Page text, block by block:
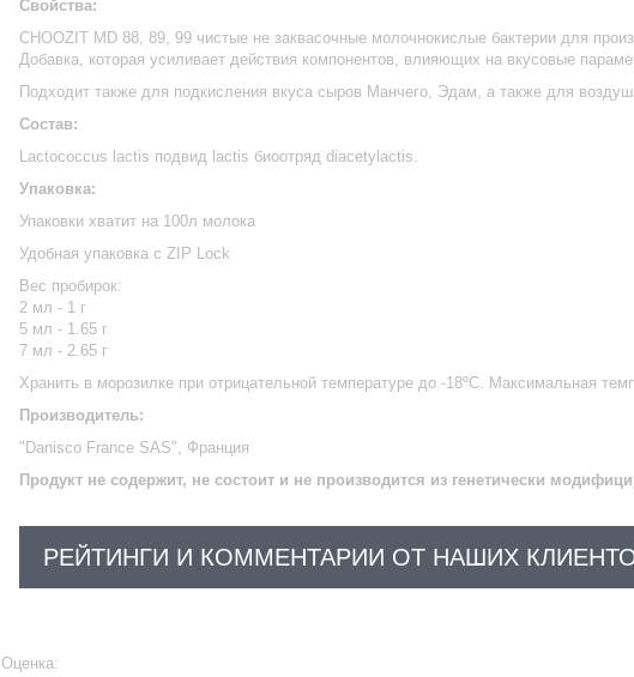
Свойства:
CHOOZIT MD 88, 89, 99 чистые не заквасочные молочнокислые бактерии для
Добавка, которая усиливает действия компонентов, влияющих на вкусовые
Подходит также для подкисления вкуса сыров Манчего, Эдам, а также для
Состав:
Lactococcus lactis подвид lactis биоотряд diacetylactis.
Упаковка:
Упаковки хватит на 100л молока
Удобная упаковка с ZIP Lock
Вес пробирок:
2 мл - 1 г
5 мл - 1.65 г
7 мл - 2.65 г
Хранить в морозилке при отрицательной температуре до -18ºС. Максимальная
Производитель:
"Danisco France SAS", Франция
Продукт не содержит, не состоит и не производится из генетически
РЕЙТИНГИ И КОММЕНТАРИИ ОТ НАШИХ
Оценка: